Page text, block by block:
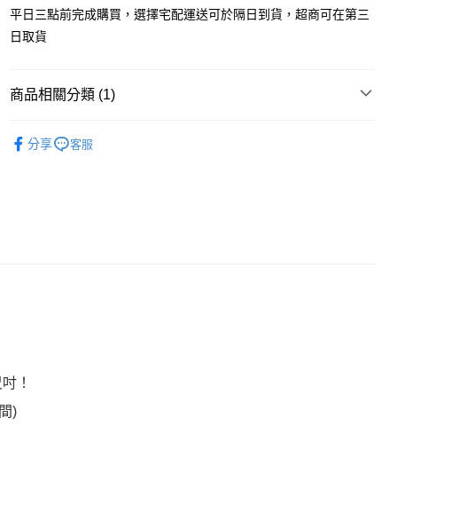
平日三點前完成購買，選擇宅配運送可於隔日到貨，超商可在第三
日取貨
商品相關分類 (1)
分享
客服
！
)